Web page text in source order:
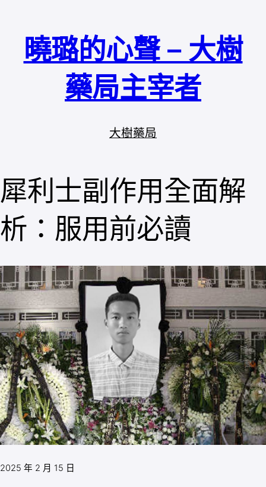
曉璐的心聲 – 大樹
藥局主宰者
大樹藥局
犀利士副作用全面解
析：服用前必讀
2025 年 2 月 15 日